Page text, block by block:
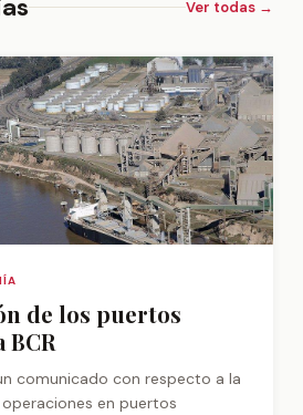
Ver todas →
de los puertos
BCR
comunicado con respecto a la
en puertos